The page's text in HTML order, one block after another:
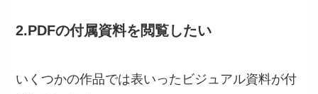
2.PDFの付属資料を閲覧したい
いくつかの作品では表いったビジュアル資料が付